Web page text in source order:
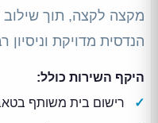
מקצה לקצה, תוך שילוב
הנדסית מדויקת
היקף השירות כולל:
רישום בית משותף